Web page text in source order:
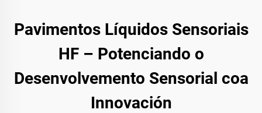
Pavimentos Líquidos Sensoriais
HF – Potenciando o
Desenvolvemento Sensorial coa
Innovación